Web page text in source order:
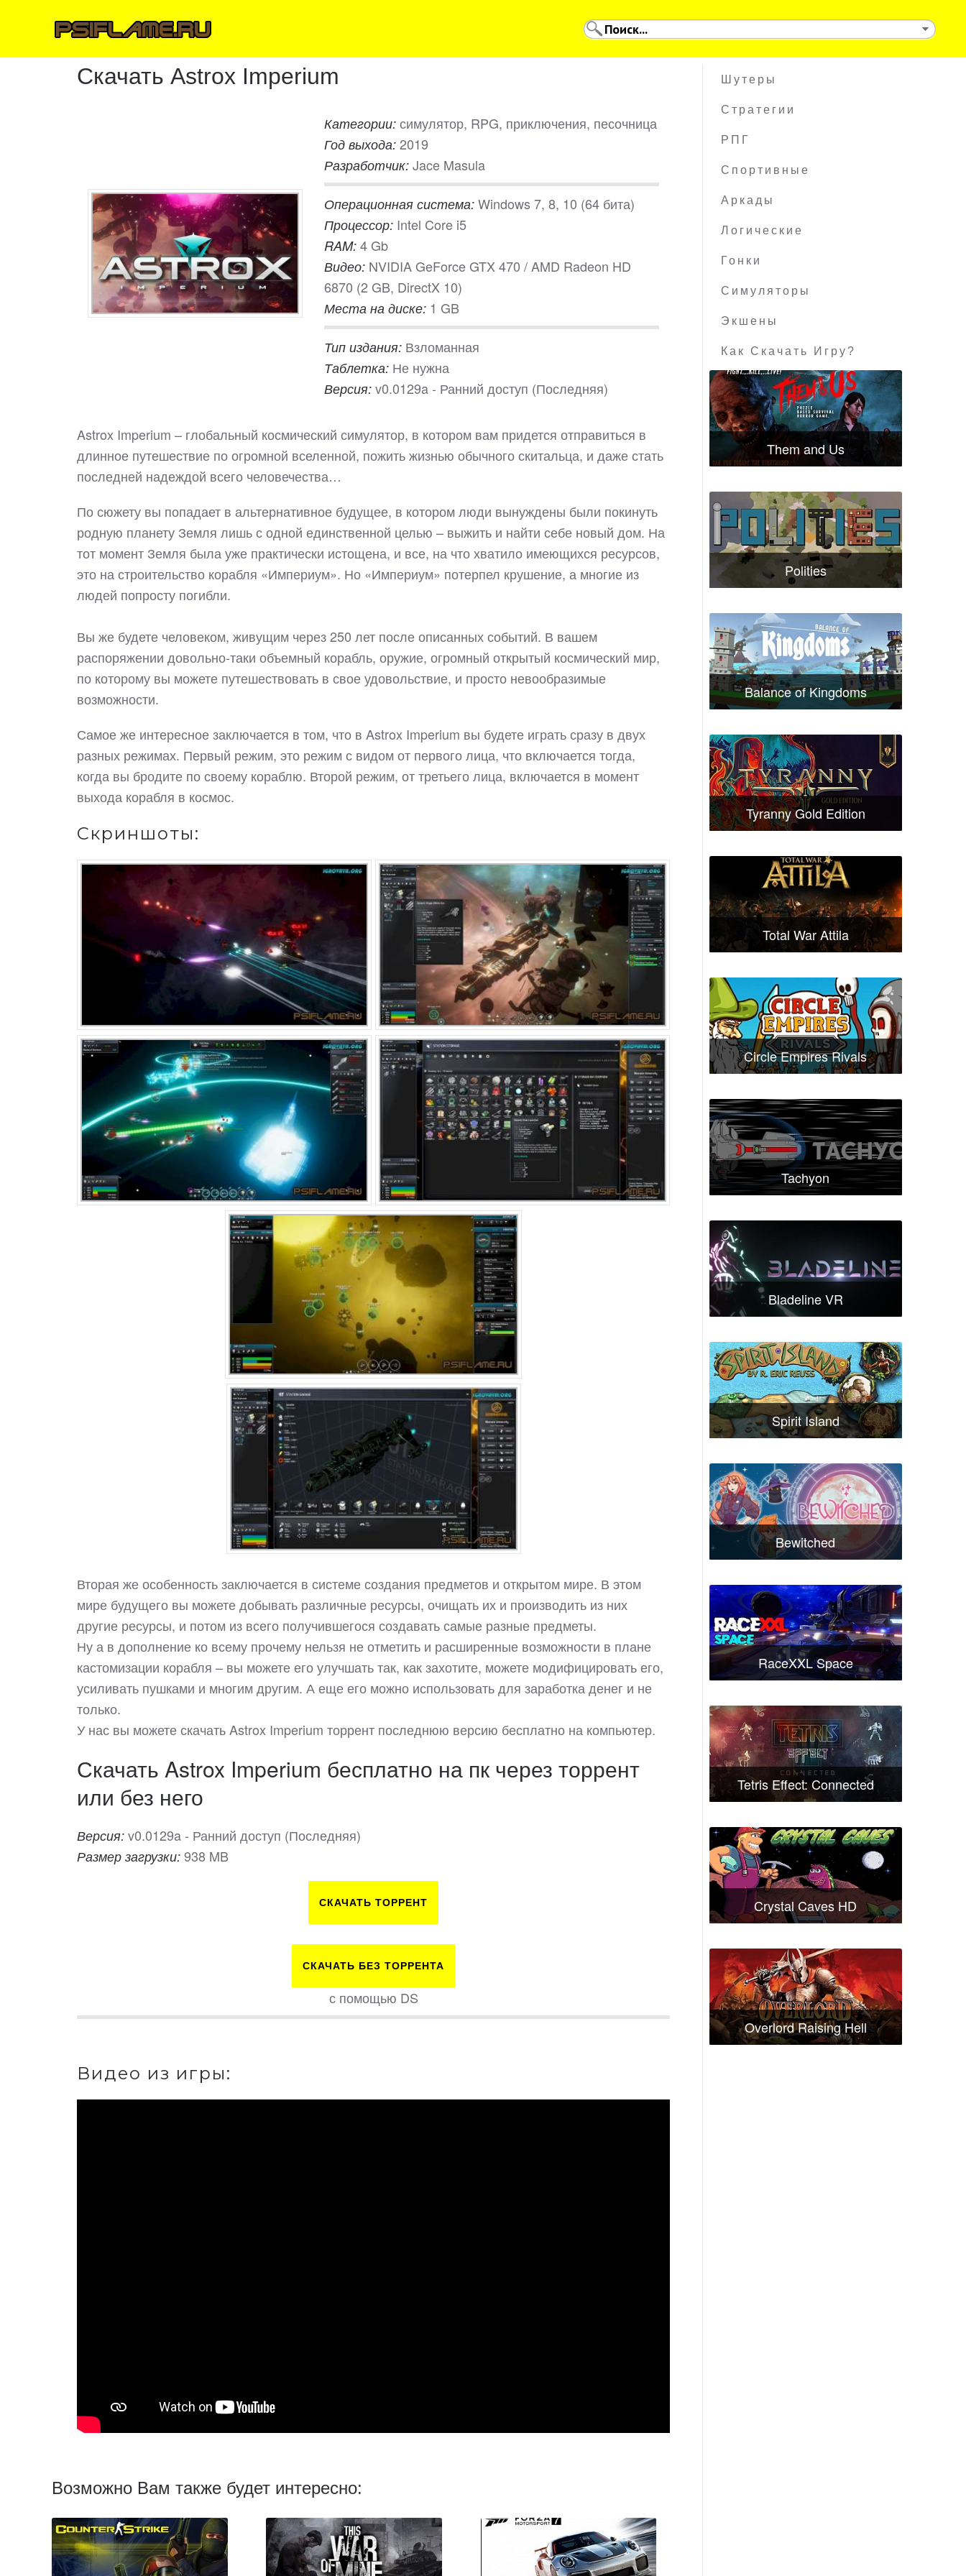
Скачать Astrox Imperium
Категории: симулятор, RPG, приключения, песочница
Год выхода: 2019
Разработчик: Jace Masula
Операционная система: Windows 7, 8, 10 (64 бита)
Процессор: Intel Core i5
RAM: 4 Gb
Видео: NVIDIA GeForce GTX 470 / AMD Radeon HD
6870 (2 GB, DirectX 10)
Места на диске: 1 GB
Тип издания: Взломанная
Таблетка: Не нужна
Версия: v0.0129a - Ранний доступ (Последняя)
Astrox Imperium – глобальный космический симулятор, в котором вам придется отправиться в
длинное путешествие по огромной вселенной, пожить жизнью обычного скитальца, и даже стать
последней надеждой всего человечества…
По сюжету вы попадает в альтернативное будущее, в котором люди вынуждены были покинуть
родную планету Земля лишь с одной единственной целью – выжить и найти себе новый дом. На
тот момент Земля была уже практически истощена, и все, на что хватило имеющихся ресурсов,
это на строительство корабля «Империум». Но «Империум» потерпел крушение, а многие из
людей попросту погибли.
Вы же будете человеком, живущим через 250 лет после описанных событий. В вашем
распоряжении довольно-таки объемный корабль, оружие, огромный открытый космический мир,
по которому вы можете путешествовать в свое удовольствие, и просто невообразимые
возможности.
Самое же интересное заключается в том, что в Astrox Imperium вы будете играть сразу в двух
разных режимах. Первый режим, это режим с видом от первого лица, что включается тогда,
когда вы бродите по своему кораблю. Второй режим, от третьего лица, включается в момент
выхода корабля в космос.
Скриншоты:
Вторая же особенность заключается в системе создания предметов и открытом мире. В этом
мире будущего вы можете добывать различные ресурсы, очищать их и производить из них
другие ресурсы, и потом из всего получившегося создавать самые разные предметы.
Ну а в дополнение ко всему прочему нельзя не отметить и расширенные возможности в плане
кастомизации корабля – вы можете его улучшать так, как захотите, можете модифицировать его,
усиливать пушками и многим другим. А еще его можно использовать для заработка денег и не
только.
У нас вы можете скачать Astrox Imperium торрент последнюю версию бесплатно на компьютер.
Скачать Astrox Imperium бесплатно на пк через торрент
или без него
Версия: v0.0129a - Ранний доступ (Последняя)
Размер загрузки: 938 MB
СКАЧАТЬ ТОРРЕНТ
СКАЧАТЬ БЕЗ ТОРРЕНТА
с помощью DS
Видео из игры:
Возможно Вам также будет интересно:
Шутеры
Стратегии
РПГ
Спортивные
Аркады
Логические
Гонки
Симуляторы
Экшены
Как Скачать Игру?
Them and Us
Polities
Balance of Kingdoms
Tyranny Gold Edition
Total War Attila
Circle Empires Rivals
Tachyon
Bladeline VR
Spirit Island
Bewitched
RaceXXL Space
Tetris Effect: Connected
Crystal Caves HD
Overlord Raising Hell